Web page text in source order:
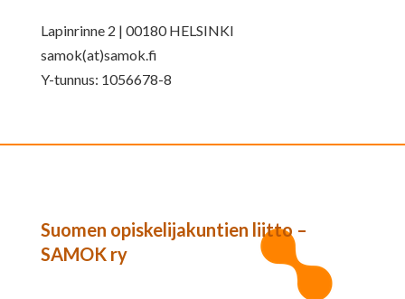
Lapinrinne 2 | 00180 HELSINKI
samok(at)samok.fi
Y-tunnus: 1056678-8
Suomen opiskelijakuntien liitto –
SAMOK ry